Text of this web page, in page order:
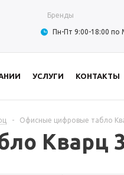
Бренды
Пн-Пт 9:00-18:00 по
УСЛУГИ КОНТАКТЫ
- Офисные цифровые табло
Кварц